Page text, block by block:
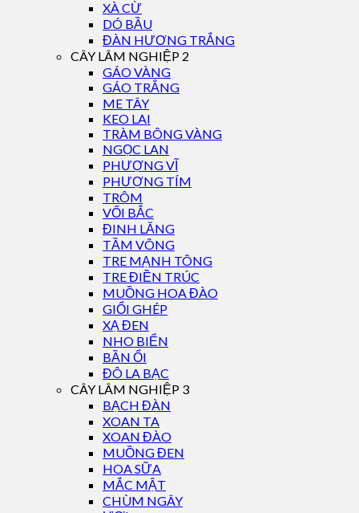
XÀ CỪ
DÓ BẦU
ĐÀN HƯƠNG TRẮNG
CÂY LÂM NGHIỆP 2
GÁO VÀNG
GÁO TRẮNG
ME TÂY
KEO LAI
TRÀM BÔNG VÀNG
NGỌC LAN
PHƯỢNG VĨ
PHƯỢNG TÍM
TRÔM
VỐI BẮC
ĐINH LĂNG
TẦM VÔNG
TRE MẠNH TÔNG
TRE ĐIỀN TRÚC
MUỒNG HOA ĐÀO
GIỔI GHÉP
XẠ ĐEN
NHO BIỂN
BẦN ỔI
ĐÔ LA BẠC
CÂY LÂM NGHIỆP 3
BẠCH ĐÀN
XOAN TA
XOAN ĐÀO
MUỒNG ĐEN
HOA SỮA
MẮC MẬT
CHÙM NGÂY